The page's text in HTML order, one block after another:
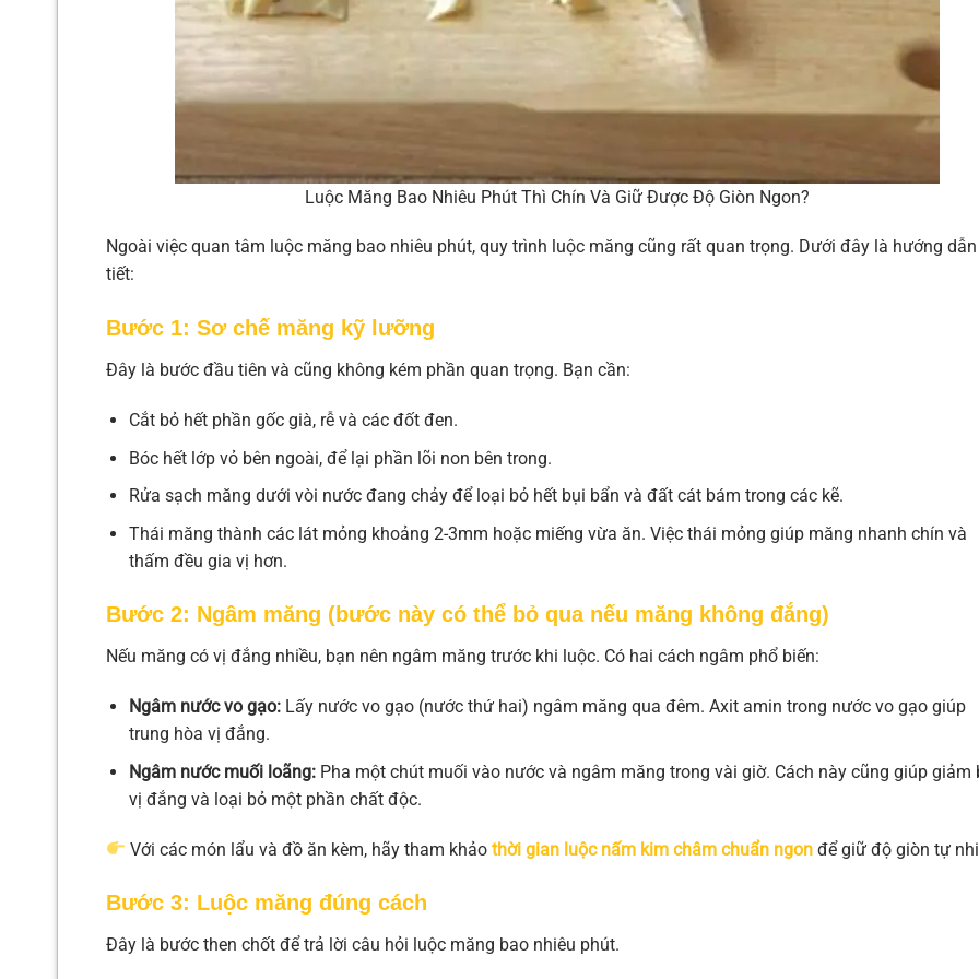
Luộc Măng Bao Nhiêu Phút Thì Chín Và Giữ Được Độ Giòn Ngon?
Ngoài việc quan tâm luộc măng bao nhiêu phút, quy trình luộc măng cũng rất quan trọng. Dưới đây là hướng
tiết:
Bước 1: Sơ chế măng kỹ lưỡng
Đây là bước đầu tiên và cũng không kém phần quan trọng. Bạn cần:
Cắt bỏ hết phần gốc già, rễ và các đốt đen.
Bóc hết lớp vỏ bên ngoài, để lại phần lõi non bên trong.
Rửa sạch măng dưới vòi nước đang chảy để loại bỏ hết bụi bẩn và đất cát bám trong các kẽ.
Thái măng thành các lát mỏng khoảng 2-3mm hoặc miếng vừa ăn. Việc thái mỏng giúp măng nhanh chín và
thấm đều gia vị hơn.
Bước 2: Ngâm măng (bước này có thể bỏ qua nếu măng không đắng)
Nếu măng có vị đắng nhiều, bạn nên ngâm măng trước khi luộc. Có hai cách ngâm phổ biến:
Ngâm nước vo gạo:Lấy nước vo gạo (nước thứ hai) ngâm măng qua đêm. Axit amin trong nước vo gạo giúp
trung hòa vị đắng.
Ngâm nước muối loãng:Pha một chút muối vào nước và ngâm măng trong vài giờ. Cách này cũng giúp giảm
vị đắng và loại bỏ một phần chất độc.
Với các món lẩu và đồ ăn kèm, hãy tham khảothời gian luộc nấm kim châm chuẩn ngon để giữ độ giòn tự
Bước 3: Luộc măng đúng cách
Đây là bước then chốt để trả lời câu hỏi luộc măng bao nhiêu phút.